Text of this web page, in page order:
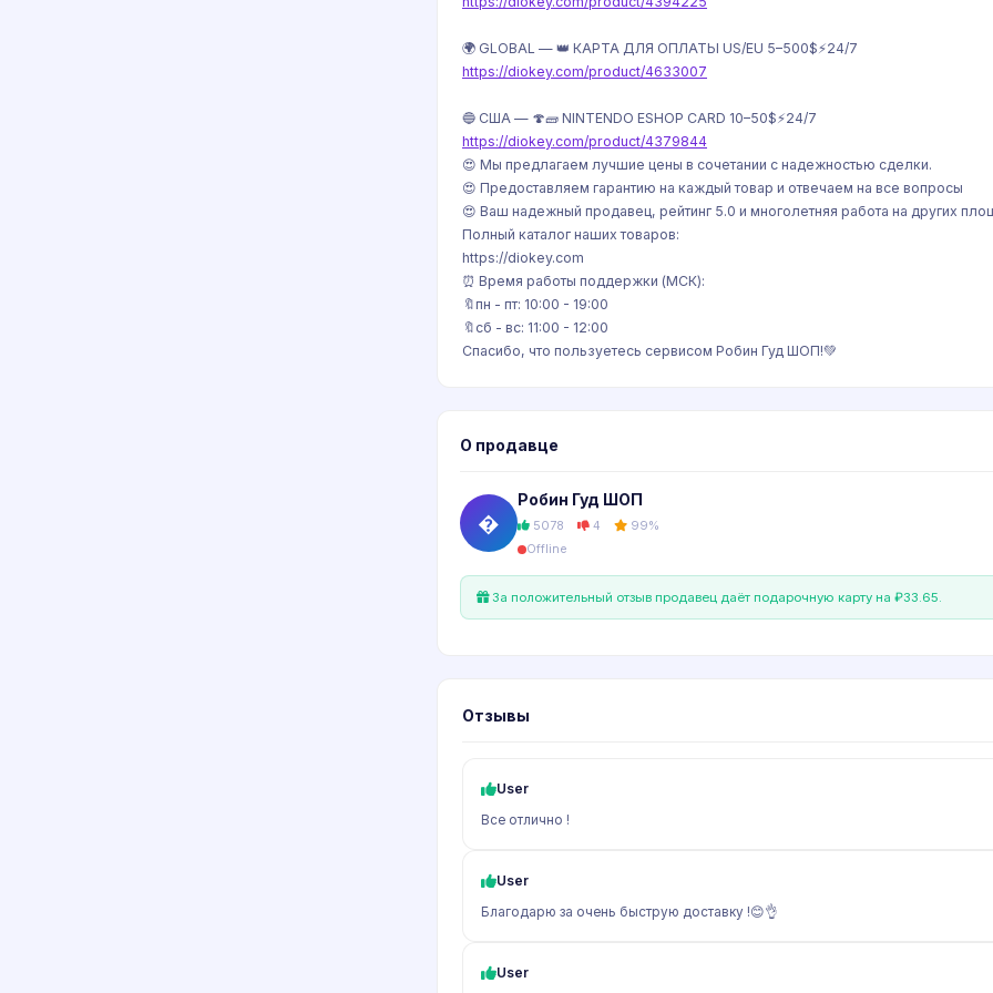
🌍 GLOBAL — 👑 КАРТА ДЛЯ ОПЛАТЫ US/EU 5–500$⚡️24/7
https://diokey.com/product/4633007
🔵 США — 🍄🧱 NINTENDO ESHOP CARD 10–50$⚡️24/7
https://diokey.com/product/4379844
😍 Мы предлагаем лучшие цены в сочетании с надежностью сделки.
😍 Предоставляем гарантию на каждый товар и отвечаем на все вопросы
😍 Ваш надежный продавец, рейтинг 5.0 и многолетняя работа на других
Полный каталог наших товаров:
https://diokey.com
⏰ Время работы поддержки (МСК):
🔖пн - пт: 10:00 - 19:00
🔖сб - вс: 11:00 - 12:00
Спасибо, что пользуетесь сервисом Робин Гуд ШОП!💚
О продавце
�
Робин Гуд ШОП
5078 4 99%
Offline
За положительный отзыв продавец даёт подарочную карту на ₽33.65.
Отзывы
User
Все отлично !
User
Благодарю за очень быструю доставку !😊👌
User